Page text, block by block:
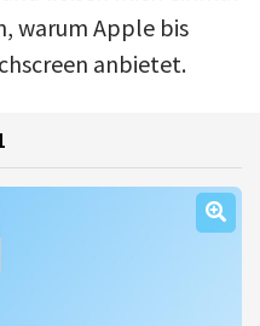
warum Apple bis
anbietet.